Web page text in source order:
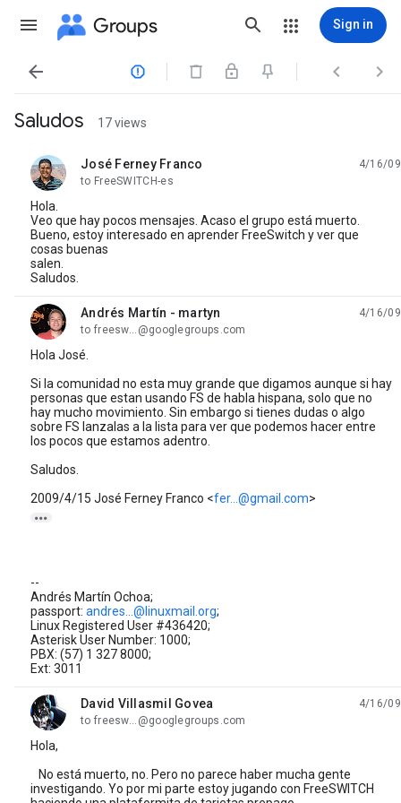
Groups Sign in
   
Saludos 17 views
José Ferney Franco
unread,
4/16/09
to FreeSWITCH-es
Hola.
Veo que hay pocos mensajes. Acaso el grupo está muerto.
Bueno, estoy interesado en aprender FreeSwitch y ver que
cosas buenas
salen.
Saludos.
Andrés Martín - martyn
unread,
4/16/09
to freesw...@googlegroups.com
Hola José.
Si la comunidad no esta muy grande que digamos aunque si hay
personas que estan usando FS de habla hispana, solo que no
hay mucho movimiento. Sin embargo si tienes dudas o algo
sobre FS lanzalas a la lista para ver que podemos hacer entre
los pocos que estamos adentro.
Saludos.
2009/4/15 José Ferney Franco <fer...@gmail.com>

--
Andrés Martín Ochoa;
passport: andres...@linuxmail.org;
Linux Registered User #436420;
Asterisk User Number: 1000;
PBX: (57) 1 327 8000;
Ext: 3011
David Villasmil Govea
unread,
4/16/09
to freesw...@googlegroups.com
Hola,
No está muerto, no. Pero no parece haber mucha gente
investigando. Yo por mi parte estoy jugando con FreeSWITCH